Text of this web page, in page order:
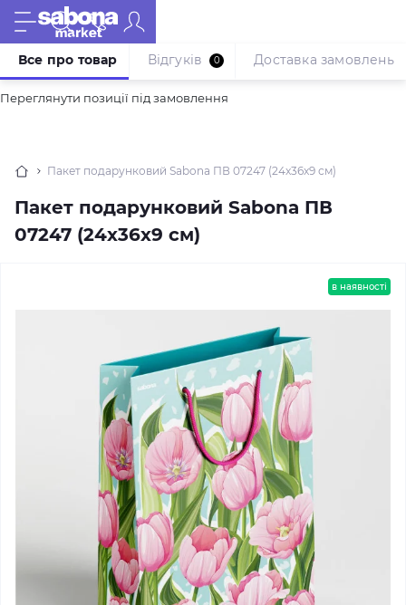
Переглянути позиції під замовлення
Пакет подарунковий Sabona ПВ 07247 (24x36x9 см)
Пакет подарунковий Sabona ПВ
07247 (24x36x9 см)
Все про товар Відгуків 0 Доставка замовлень
в наявності